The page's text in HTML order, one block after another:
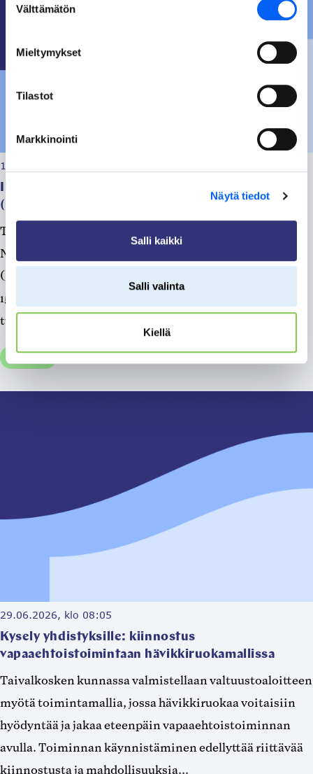
valinta
Välttämätön
Mieltymykset
Tilastot
Markkinointi
Näytä tiedot
Salli kaikki
Salli valinta
Kiellä
13.07.2026, klo 09:14
Ilmoittaudu esittelijäksi Nappaako?-tapahtumaan
(ke 2.9.2026 klo 12-15)
Taivalkosken kunta ja OSAO järjestävät yhteistyössä
Nappaako?-tapahtuman Oskun liikuntasalissa
(Jokijärventie 2 A) keskiviikkona 2.9.2026 klo 12-
15. Tapahtumassa kävijät voivat vapaasti kiertäen
tutustua...
Yleinen
29.06.2026, klo 08:05
Kysely yhdistyksille: kiinnostus
vapaaehtoistoimintaan hävikkiruokamallissa
Taivalkosken kunnassa valmistellaan valtuustoaloitteen
myötä toimintamallia, jossa hävikkiruokaa voitaisiin
hyödyntää ja jakaa eteenpäin vapaaehtoistoiminnan
avulla. Toiminnan käynnistäminen edellyttää riittävää
kiinnostusta ja mahdollisuuksia...